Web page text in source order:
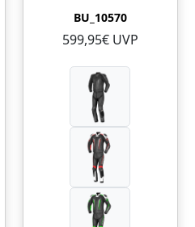
BU_10570
599,95€ UVP